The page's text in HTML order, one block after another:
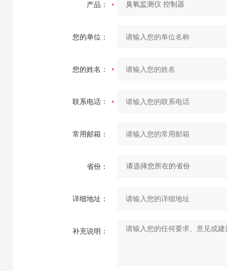
产品：
您的单位：
您的姓名：
联系电话：
常用邮箱：
省份：
详细地址：
补充说明：